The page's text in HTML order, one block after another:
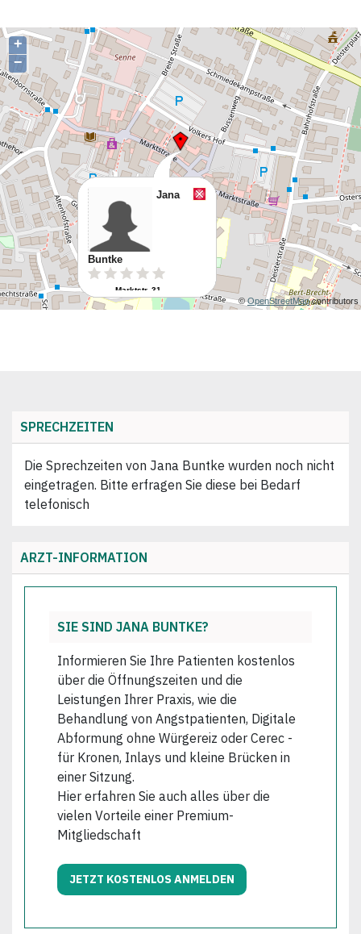
SPRECHZEITEN
Die Sprechzeiten von Jana Buntke wurden noch nicht
eingetragen. Bitte erfragen Sie diese bei Bedarf
telefonisch
ARZT-INFORMATION
SIE SIND JANA BUNTKE?
Informieren Sie Ihre Patienten kostenlos
über die Öffnungszeiten und die
Leistungen Ihrer Praxis, wie die
Behandlung von Angstpatienten, Digitale
Abformung ohne Würgereiz oder Cerec -
für Kronen, Inlays und kleine Brücken in
einer Sitzung.
Hier erfahren Sie auch alles über die
vielen Vorteile einer Premium-
Mitgliedschaft
JETZT KOSTENLOS ANMELDEN